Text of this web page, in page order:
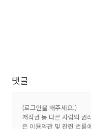
댓글